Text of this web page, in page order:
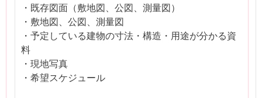
・既存図面（敷地図、公図、測量図）
・敷地図、公図、測量図
・予定している建物の寸法・構造・用途が分かる資
料
・現地写真
・希望スケジュール